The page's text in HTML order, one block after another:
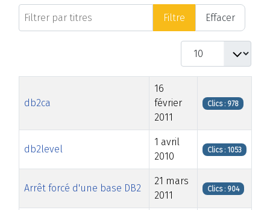
Filtrer par titres
Filtre Effacer
Afficher #
Clics
db2ca
16
février
2011
Clics : 978
db2level
1 avril
2010
Clics : 1053
Arrêt forcé d'une base DB2
21 mars
2011
Clics : 904